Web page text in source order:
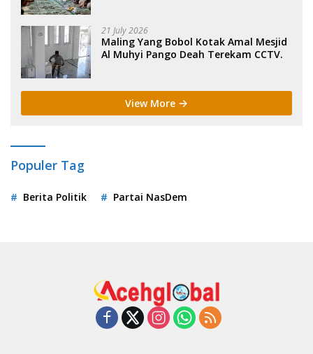
21 July 2026
Maling Yang Bobol Kotak Amal Mesjid
Al Muhyi Pango Deah Terekam CCTV.
View More
Populer Tag
Berita Politik Partai NasDem